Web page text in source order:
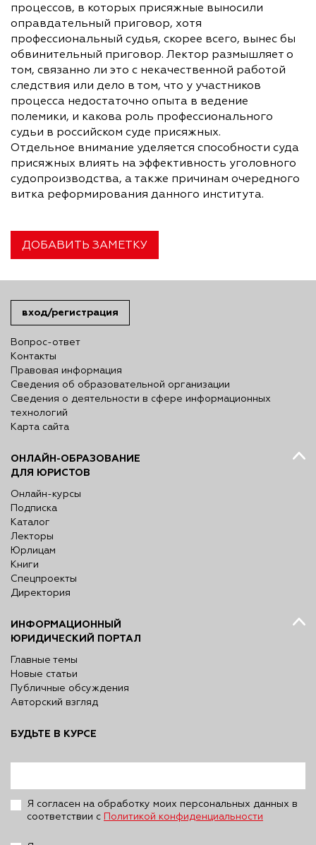
процессов, в которых присяжные выносили
оправдательный приговор, хотя
профессиональный судья, скорее всего, вынес бы
обвинительный приговор. Лектор размышляет о
том, связанно ли это с некачественной работой
следствия или дело в том, что у участников
процесса недостаточно опыта в ведение
полемики, и какова роль профессионального
судьи в российском суде присяжных.
Отдельное внимание уделяется способности суда
присяжных влиять на эффективность уголовного
судопроизводства, а также причинам очередного
витка реформирования данного института.
ДОБАВИТЬ ЗАМЕТКУ
вход/регистрация
Вопрос-ответ
Контакты
Правовая информация
Сведения об образовательной организации
Сведения о деятельности в сфере информационных
технологий
Карта сайта
ОНЛАЙН-ОБРАЗОВАНИЕ
ДЛЯ ЮРИСТОВ
Онлайн-курсы
Подписка
Каталог
Лекторы
Юрлицам
Книги
Спецпроекты
Директория
ИНФОРМАЦИОННЫЙ
ЮРИДИЧЕСКИЙ ПОРТАЛ
Главные темы
Новые статьи
Публичные обсуждения
Авторский взгляд
БУДЬТЕ В КУРСЕ
Я согласен на обработку моих персональных данных в
соответствии с
Политикой конфиденциальности